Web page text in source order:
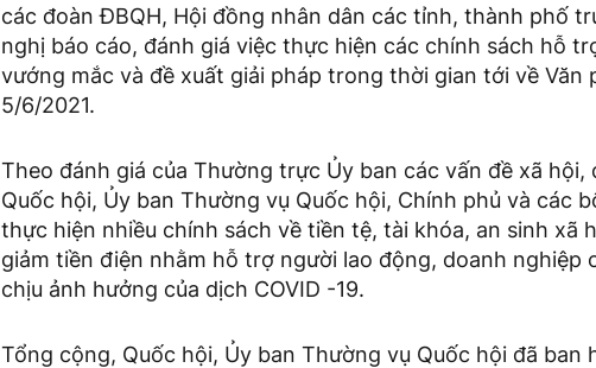
các đoàn ĐBQH, Hội đồng nhân dân các tỉnh, thành phố
nghị báo cáo, đánh giá việc thực hiện các chính sách hỗ
vướng mắc và đề xuất giải pháp trong thời gian tới về Văn
5/6/2021.
Theo đánh giá của Thường trực Ủy ban các vấn đề xã hội,
Quốc hội, Ủy ban Thường vụ Quốc hội, Chính phủ và các
thực hiện nhiều chính sách về tiền tệ, tài khóa, an sinh xã
giảm tiền điện nhằm hỗ trợ người lao động, doanh nghiệp
chịu ảnh hưởng của dịch COVID -19.
Tổng cộng, Quốc hội, Ủy ban Thường vụ Quốc hội đã ban